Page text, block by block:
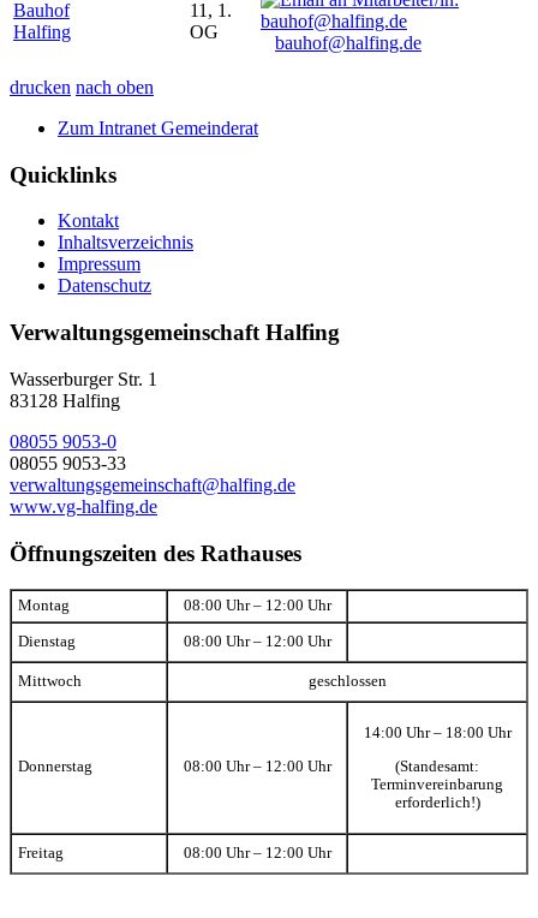
Bauhof
Halfing
11, 1.
OG
bauhof@halfing.de
drucken nach oben
Zum Intranet Gemeinderat
Quicklinks
Kontakt
Inhaltsverzeichnis
Impressum
Datenschutz
Verwaltungsgemeinschaft Halfing
Wasserburger Str. 1
83128 Halfing
08055 9053-0
08055 9053-33
verwaltungsgemeinschaft@halfing.de
www.vg-halfing.de
Öffnungszeiten des Rathauses
Montag 08:00 Uhr – 12:00 Uhr
Dienstag 08:00 Uhr – 12:00 Uhr
Mittwoch geschlossen
Donnerstag 08:00 Uhr – 12:00 Uhr
14:00 Uhr – 18:00 Uhr
(Standesamt:
Terminvereinbarung
erforderlich!)
Freitag 08:00 Uhr – 12:00 Uhr